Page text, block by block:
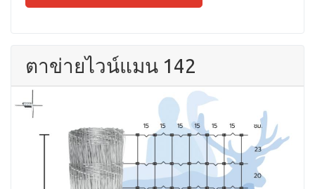
ตาข่ายไวน์แมน 142